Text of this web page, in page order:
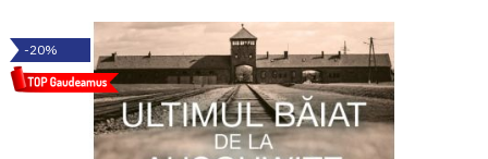
-20%